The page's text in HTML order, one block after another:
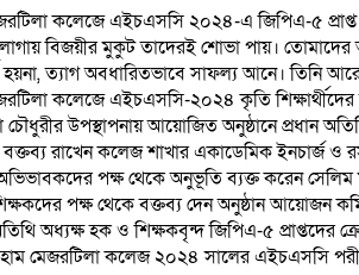
কলেজে এইচএসসি ২০২৪-এ জিপিএ-৫ প্রাপ্ত
বিজয়ীর মুকুট তাদেরই শোভা পায়।
হয়না, ত্যাগ অবধারিতভাবে সাফল্য আনে। তিনি
কলেজে এইচএসসি-২০২৪ কৃতি
চৌধুরীর উপস্থাপনায় আয়োজিত অনুষ্ঠানে প্রধান
বক্তব্য রাখেন কলেজ শাখার একাডেমিক ইনচার্জ ও
পক্ষ থেকে অনুভূতি ব্যক্ত করেন সেলিম
পক্ষ থেকে বক্তব্য দেন অনুষ্ঠান আয়োজন
অধ্যক্ষ হক ও শিক্ষকবৃন্দ জিপিএ-৫ প্রাপ্তদের
মেজরটিলা কলেজ ২০২৪ সালের এইচএসসি